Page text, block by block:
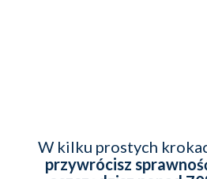
W kilku prostych
przywrócisz